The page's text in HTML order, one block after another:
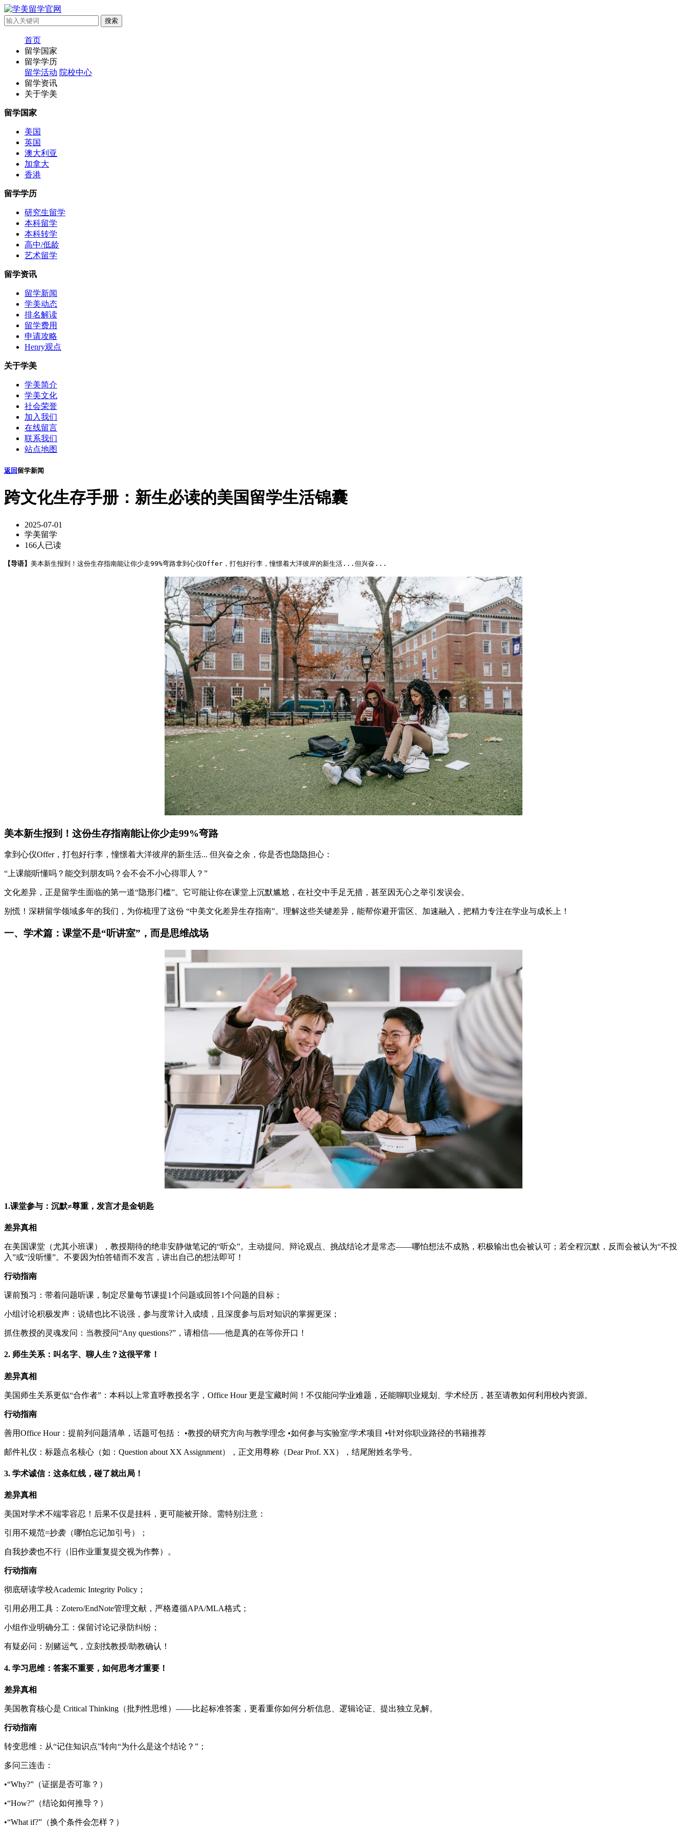
首页
留学国家
留学学历
留学活动 院校中心
留学资讯
关于学美
留学国家
美国
英国
澳大利亚
加拿大
香港
留学学历
研究生留学
本科留学
本科转学
高中/低龄
艺术留学
留学资讯
留学新闻
学美动态
排名解读
留学费用
申请攻略
Henry观点
关于学美
学美简介
学美文化
社会荣誉
加入我们
在线留言
联系我们
站点地图
返回 留学新闻
跨文化生存手册：新生必读的美国留学生活锦囊
2025-07-01
学美留学
166人已读
【导语】 美本新生报到！这份生存指南能让你少走99%弯路拿到心仪Offer，打包好行李，憧憬着大洋彼岸的新生活...但兴奋...
美本新生报到！这份生存指南能让你少走99%弯路
拿到心仪Offer，打包好行李，憧憬着大洋彼岸的新生活... 但兴奋之余，你是否也隐隐担心：
“上课能听懂吗？能交到朋友吗？会不会不小心得罪人？”
文化差异，正是留学生面临的第一道“隐形门槛”。它可能让你在课堂上沉默尴尬，在社交中手足无措，甚至因无心之举引发误会。
别慌！深耕留学领域多年的我们，为你梳理了这份 “中美文化差异生存指南”。理解这些关键差异，能帮你避开雷区、加速融入，把精力专注在学业与成长上！
一、学术篇：课堂不是“听讲室”，而是思维战场
1.课堂参与：沉默≠尊重，发言才是金钥匙
差异真相
在美国课堂（尤其小班课），教授期待的绝非安静做笔记的“听众”。主动提问、辩论观点、挑战结论才是常态——哪怕想法不成熟，积极输出也会被认可；若全程沉默，反而会被认为“不投
入”或“没听懂”。不要因为怕答错而不发言，讲出自己的想法即可！
行动指南
课前预习：带着问题听课，制定尽量每节课提1个问题或回答1个问题的目标；
小组讨论积极发声：说错也比不说强，参与度常计入成绩，且深度参与后对知识的掌握更深；
抓住教授的灵魂发问：当教授问“Any questions?”，请相信——他是真的在等你开口！
2. 师生关系：叫名字、聊人生？这很平常！
差异真相
美国师生关系更似“合作者”：本科以上常直呼教授名字，Office Hour 更是宝藏时间！不仅能问学业难题，还能聊职业规划、学术经历，甚至请教如何利用校内资源。
行动指南
善用Office Hour：提前列问题清单，话题可包括： •教授的研究方向与教学理念 •如何参与实验室/学术项目 •针对你职业路径的书籍推荐
邮件礼仪：标题点名核心（如：Question about XX Assignment），正文用尊称（Dear Prof. XX），结尾附姓名学号。
3. 学术诚信：这条红线，碰了就出局！
差异真相
美国对学术不端零容忍！后果不仅是挂科，更可能被开除。需特别注意：
引用不规范=抄袭（哪怕忘记加引号）；
自我抄袭也不行（旧作业重复提交视为作弊）。
行动指南
彻底研读学校Academic Integrity Policy；
引用必用工具：Zotero/EndNote管理文献，严格遵循APA/MLA格式；
小组作业明确分工：保留讨论记录防纠纷；
有疑必问：别赌运气，立刻找教授/助教确认！
4. 学习思维：答案不重要，如何思考才重要！
差异真相
美国教育核心是 Critical Thinking（批判性思维）——比起标准答案，更看重你如何分析信息、逻辑论证、提出独立见解。
行动指南
转变思维：从“记住知识点”转向“为什么是这个结论？”；
多问三连击：
•“Why?”（证据是否可靠？）
•“How?”（结论如何推导？）
•“What if?”（换个条件会怎样？）